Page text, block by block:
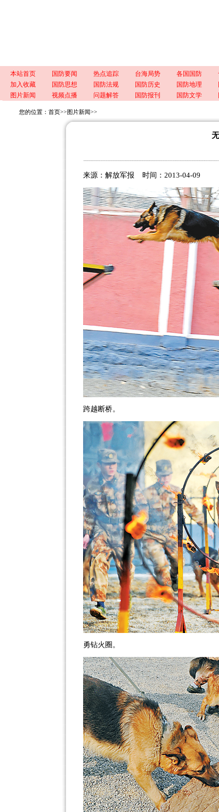
本站首页 国防要闻 热点追踪 台海局势 各国国防
加入收藏
国防思想 国防法规 国防历史 国防地理
图片新闻
视频点播 问题解答 国防报刊 国防文学
您的位置： 首页>> 图片新闻>>
来源： 解放军报 时间：2013-04-09
跨越断桥。
勇钻火圈。